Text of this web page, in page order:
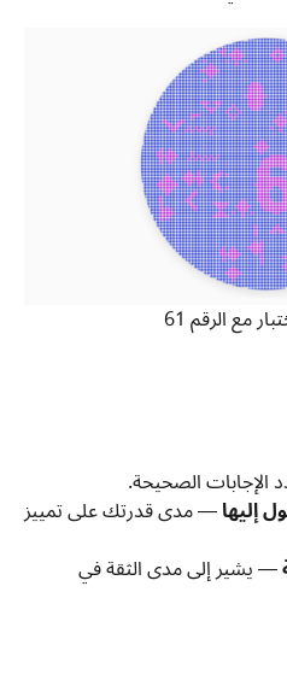
مع الرقم 61
الصحيحة.
إليها— مدى قدرتك على تمييز
— يشير إلى مدى الثقة في